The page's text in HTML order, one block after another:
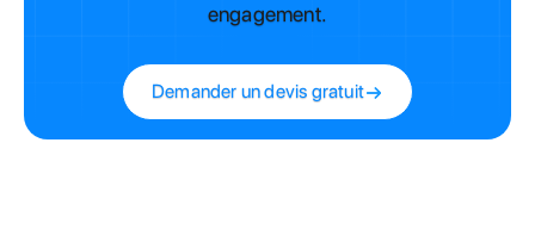
engagement.
Demander un devis gratuit